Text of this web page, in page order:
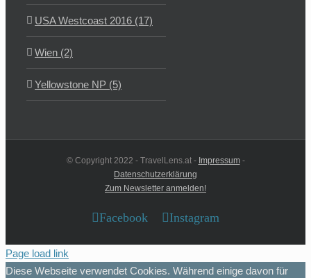
USA Westcoast 2016 (17)
Wien (2)
Yellowstone NP (5)
© Copyright 2022 - TravelLens.at - Impressum-
Datenschutzerklärung
Zum Newsletter anmelden!
Facebook Instagram
Page load link
Diese Webseite verwendet Cookies. Während einige davon für